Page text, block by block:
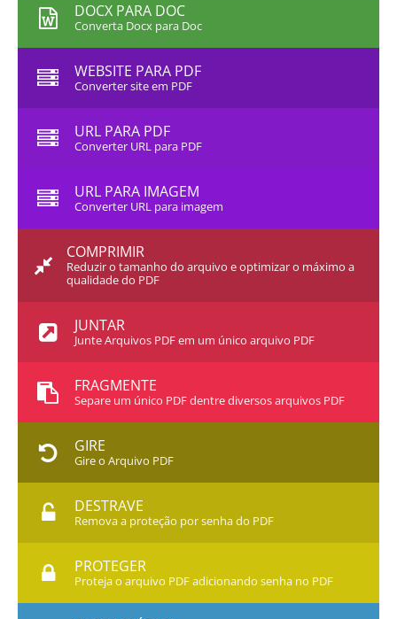
DOCX PARA DOC
Converta Docx para Doc
WEBSITE PARA PDF
Converter site em PDF
URL PARA PDF
Converter URL para PDF
URL PARA IMAGEM
Converter URL para imagem
COMPRIMIR
Reduzir o tamanho do arquivo e optimizar o máximo a
qualidade do PDF
JUNTAR
Junte Arquivos PDF em um único arquivo PDF
FRAGMENTE
Separe um único PDF dentre diversos arquivos PDF
GIRE
Gire o Arquivo PDF
DESTRAVE
Remova a proteção por senha do PDF
PROTEGER
Proteja o arquivo PDF adicionando senha no PDF